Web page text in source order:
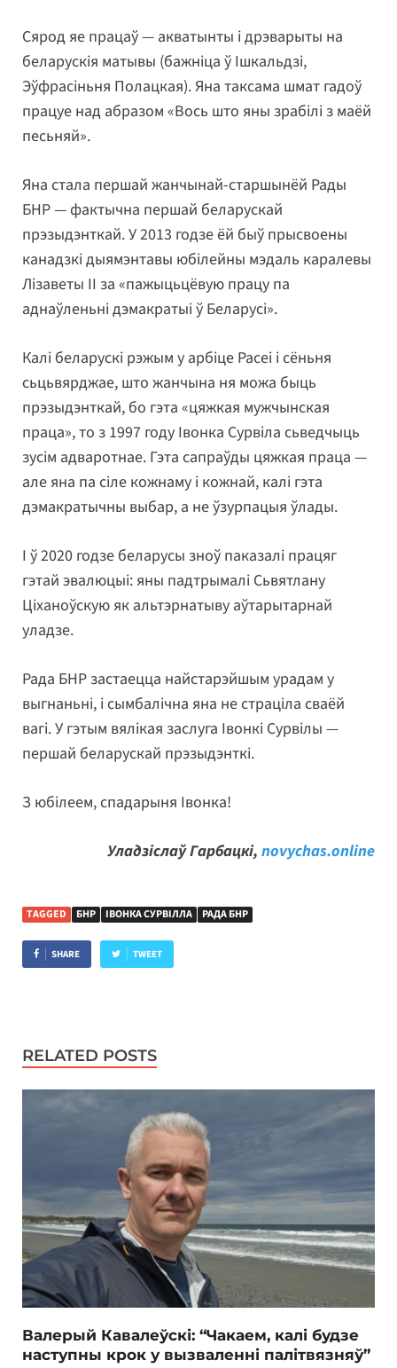
Сярод яе працаў — акватынты і дрэварыты на
беларускія матывы (бажніца ў Ішкальдзі,
Эўфрасіньня Полацкая). Яна таксама шмат гадоў
працуе над абразом «Вось што яны зрабілі з маёй
песьняй».
Яна стала першай жанчынай-старшынёй Рады
БНР — фактычна першай беларускай
прэзыдэнткай. У 2013 годзе ёй быў прысвоены
канадзкі дыямэнтавы юбілейны мэдаль каралевы
Лізаветы II за «пажыцьцёвую працу па
аднаўленьні дэмакратыі ў Беларусі».
Калі беларускі рэжым у арбіце Расеі і сёньня
сьцьвярджае, што жанчына ня можа быць
прэзыдэнткай, бо гэта «цяжкая мужчынская
праца», то з 1997 году Івонка Сурвіла сьведчыць
зусім адваротнае. Гэта сапраўды цяжкая праца —
але яна па сіле кожнаму і кожнай, калі гэта
дэмакратычны выбар, а не ўзурпацыя ўлады.
І ў 2020 годзе беларусы зноў паказалі працяг
гэтай эвалюцыі: яны падтрымалі Сьвятлану
Ціханоўскую як альтэрнатыву аўтарытарнай
уладзе.
Рада БНР застаецца найстарэйшым урадам у
выгнаньні, і сымбалічна яна не страціла сваёй
вагі. У гэтым вялікая заслуга Івонкі Сурвілы —
першай беларускай прэзыдэнткі.
З юбілеем, спадарыня Івонка!
Уладзіслаў Гарбацкі, novychas.online
TAGGED БНР ІВОНКА СУРВІЛЛА РАДА БНР
SHARE TWEET
RELATED POSTS
Валерый Кавалеўскі: “Чакаем, калі будзе
наступны крок у вызваленні палітвязняў”